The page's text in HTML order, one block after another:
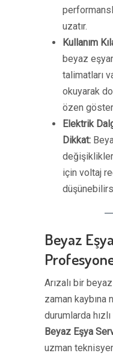
uzatır.
Kullanım
beyaz
talimatları
okuyarak
özen
Elektrik
Dikkat:
için voltaj
Beyaz
Arızalı bir
zaman kaybına
durumlarda
Beyaz Eşya
uzman